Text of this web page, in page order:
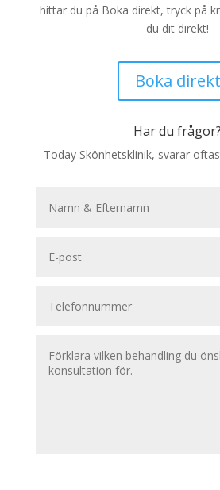
hittar du på Boka direkt, tryck på
du dit direkt!
Boka direkt
Har du frågor?
Today Skönhetsklinik, svarar